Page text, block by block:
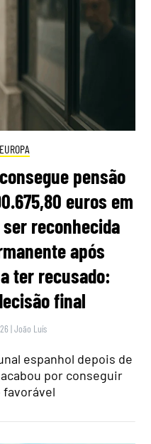
EUROPA
pensão
euros em
reconhecida
após
ter recusado:
final
|João Luís
espanhol depois de
por conseguir
favorável